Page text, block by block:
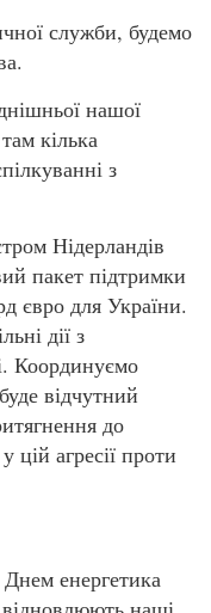
служби, будемо
нашої
кілька
з
Нідерландів
пакет підтримки
євро для України.
дії з
Координуємо
відчутний
до
цій агресії проти
енергетика